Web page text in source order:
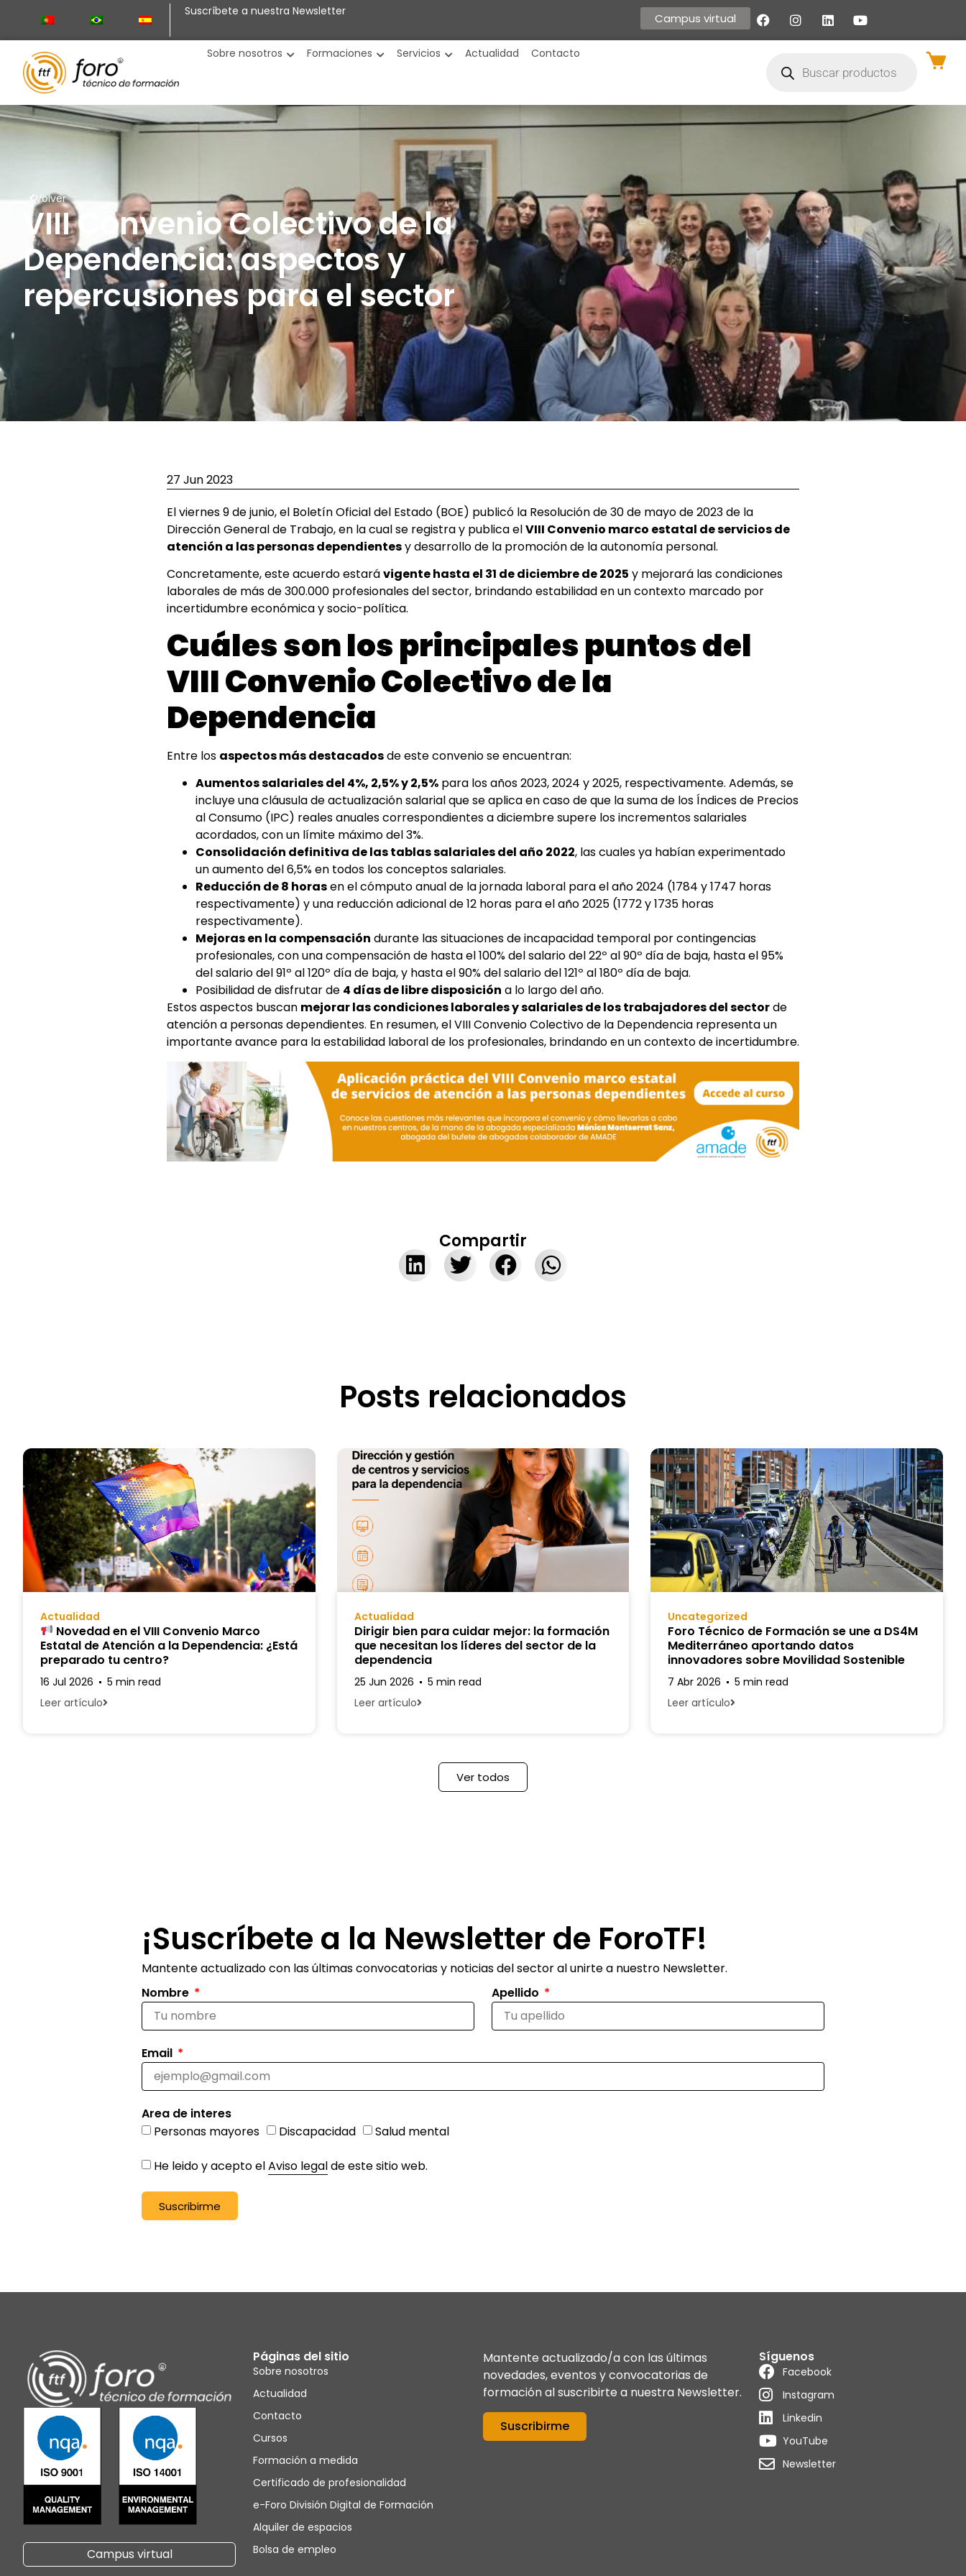
Suscríbete a nuestra Newsletter Campus virtual
Sobre nosotros Formaciones Servicios Actualidad Contacto
Volver
VIII Convenio Colectivo de la
Dependencia: aspectos y
repercusiones para el sector
27 Jun 2023
El viernes 9 de junio, el Boletín Oficial del Estado (BOE) publicó la Resolución de 30 de mayo de 2023 de la
Dirección General de Trabajo, en la cual se registra y publica elVIII Convenio marco estatal de servicios de
atención a las personas dependientesy desarrollo de la promoción de la autonomía personal.
Concretamente, este acuerdo estarávigente hasta el 31 de diciembre de 2025 y mejorará las condiciones
laborales de más de 300.000 profesionales del sector, brindando estabilidad en un contexto marcado por
incertidumbre económica y socio-política.
Cuáles son los principales puntos del
VIII Convenio Colectivo de la
Dependencia
Entre los aspectos más destacadosde este convenio se encuentran:
Aumentos salariales del 4%, 2,5% y 2,5% para los años 2023, 2024 y 2025, respectivamente. Además, se
incluye una cláusula de actualización salarial que se aplica en caso de que la suma de los Índices de Precios
al Consumo (IPC) reales anuales correspondientes a diciembre supere los incrementos salariales
acordados, con un límite máximo del 3%.
Consolidación definitiva de las tablas salariales del año 2022, las cuales ya habían experimentado
un aumento del 6,5% en todos los conceptos salariales.
Reducción de 8 horasen el cómputo anual de la jornada laboral para el año 2024 (1784 y 1747 horas
respectivamente) y una reducción adicional de 12 horas para el año 2025 (1772 y 1735 horas
respectivamente).
Mejoras en la compensación durante las situaciones de incapacidad temporal por contingencias
profesionales, con una compensación de hasta el 100% del salario del 22º al 90º día de baja, hasta el 95%
del salario del 91º al 120º día de baja, y hasta el 90% del salario del 121º al 180º día de baja.
Posibilidad de disfrutar de 4 días de libre disposición a lo largo del año.
Estos aspectos buscan mejorar las condiciones laborales y salariales de los trabajadores del sectorde
atención a personas dependientes. En resumen, el VIII Convenio Colectivo de la Dependencia representa un
importante avance para la estabilidad laboral de los profesionales, brindando en un contexto de incertidumbre.
Compartir
Posts relacionados
Actualidad
Novedad en el VIII Convenio Marco
Estatal de Atención a la Dependencia: ¿Está
preparado tu centro?
16 Jul 2026
5 min read
Leer artículo
Actualidad
Dirigir bien para cuidar mejor: la formación
que necesitan los líderes del sector de la
dependencia
25 Jun 2026
5 min read
Leer artículo
Uncategorized
Foro Técnico de Formación se une a DS4M
Mediterráneo aportando datos
innovadores sobre Movilidad Sostenible
7 Abr 2026
5 min read
Leer artículo
Ver todos
¡Suscríbete a la Newsletter de ForoTF!
Mantente actualizado con las últimas convocatorias y noticias del sector al unirte a nuestro Newsletter.
Nombre
Apellido
Email
Area de interes
Personas mayores
Discapacidad Salud mental
He leido y acepto elAviso legalde este sitio web.
Suscribirme
Campus virtual
Páginas del sitio
Sobre nosotros
Actualidad
Contacto
Cursos
Formación a medida
Certificado de profesionalidad
e-Foro División Digital de Formación
Alquiler de espacios
Bolsa de empleo
Mantente actualizado/a con las últimas
novedades, eventos y convocatorias de
formación al suscribirte a nuestra Newsletter.
Suscribirme
Síguenos
Facebook
Instagram
Linkedin
YouTube
Newsletter